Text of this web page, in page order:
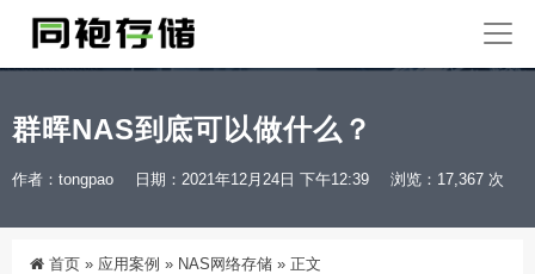
群晖NAS到底可以做什么？
作者：tongpao 日期：2021年12月24日 下午12:39 浏览：17,367 次
首页 » 应用案例 » NAS网络存储 » 正文